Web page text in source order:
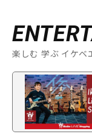
楽しむ 学ぶ イケベ